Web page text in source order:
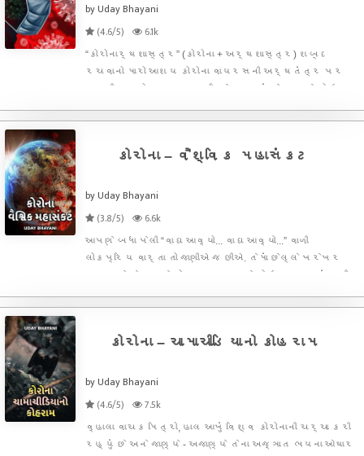
by Uday Bhayani
(4.6/5)
6.1k
“કોરોનાર્થશાસ્ત્ર” (કોરોના + અર્થશાસ્ત્ર) શબ્દ
રચવાનો મારો આશય કોરોના વાયરસની અર્થતંત્ર પર
પડતી અસરો સમજવાના પરિપેક્ષ્યમાં છે. જ્યારે કોઇપણ
ભૌગોલિક વિસ્તારને આધારે તેને આઉટબ્રેક (Outbreak),
કોરોના – વૈશ્વિક મહાસંકટ
by Uday Bhayani
(3.8/5)
6.6k
આપણે બધા પેલી “વાઘ આવ્યો... વાઘ આવ્યો...” વાળી
લોકપ્રિય વાર્તા તો જાણીએ જ છીએ. તેમાં છેલ્લે ખરેખર
વાઘ આવે છે ત્યારે છોકરાના અવાજને કોઇ ગણકારતું નથી
પરિસ્થિતિ કંઇક આવી જ છે, ઘણાં દેશો કોરોના વાયરસથી
કોરોના – ચામાચીડિયાનો કોહરામ
by Uday Bhayani
(4.6/5)
7.5k
વ્હાલા વાચક મિત્રો, હાલ આખું વિશ્વ કોરોનાની ચર્ચા કરી
રહ્યું છે અને જાણ્યે - અજાણ્યે તેના અજ્ઞાત ભયના ઓથાર